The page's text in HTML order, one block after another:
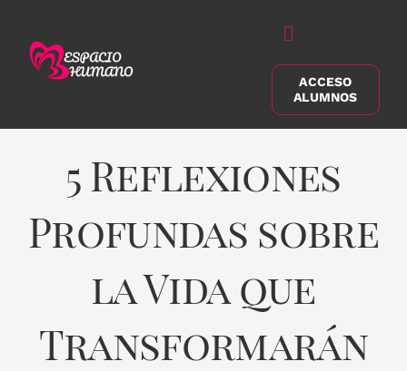
contenido
Alternar
navegación
Buscar:
ACCESO
ALUMNOS
5 Reflexiones
Profundas sobre
la Vida que
Transformarán